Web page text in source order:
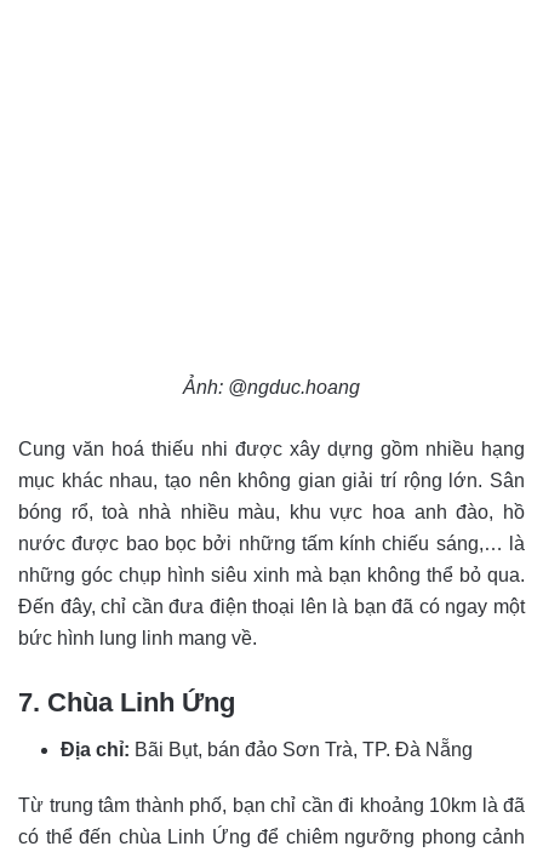
Ảnh: @ngduc.hoang
Cung văn hoá thiếu nhi được xây dựng gồm nhiều hạng
mục khác nhau, tạo nên không gian giải trí rộng lớn. Sân
bóng rổ, toà nhà nhiều màu, khu vực hoa anh đào, hồ
nước được bao bọc bởi những tấm kính chiếu sáng,… là
những góc chụp hình siêu xinh mà bạn không thể bỏ qua.
Đến đây, chỉ cần đưa điện thoại lên là bạn đã có ngay một
bức hình lung linh mang về.
7. Chùa Linh Ứng
Địa chỉ: Bãi Bụt, bán đảo Sơn Trà, TP. Đà Nẵng
Từ trung tâm thành phố, bạn chỉ cần đi khoảng 10km là đã
có thể đến chùa Linh Ứng để chiêm ngưỡng phong cảnh